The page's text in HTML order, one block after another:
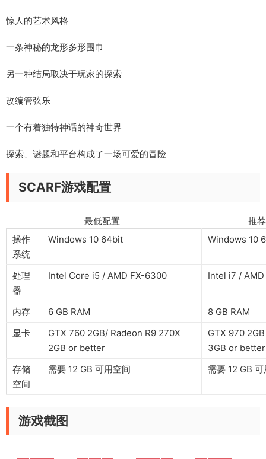
惊人的艺术风格
一条神秘的龙形多形围巾
另一种结局取决于玩家的探索
改编管弦乐
一个有着独特神话的神奇世界
探索、谜题和平台构成了一场可爱的冒险
SCARF游戏配置
最低配置 推荐配
操作
系统
Windows 10 64bit Windows 10
处理
器
Intel Core i5 / AMD FX-6300 Intel i7 /
内存 6 GB RAM
8 GB RAM
显卡
GTX 760 2GB/ Radeon R9 270X
2GB or better
GTX 970
3GB or better
存储
空间
需要 12 GB 可用空间 需要 12 GB
游戏截图